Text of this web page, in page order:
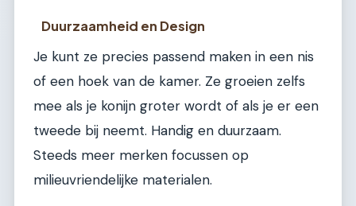
Duurzaamheid en Design
Je kunt ze precies passend maken in een nis
of een hoek van de kamer. Ze groeien zelfs
mee als je konijn groter wordt of als je er een
tweede bij neemt. Handig en duurzaam.
Steeds meer merken focussen op
milieuvriendelijke materialen.